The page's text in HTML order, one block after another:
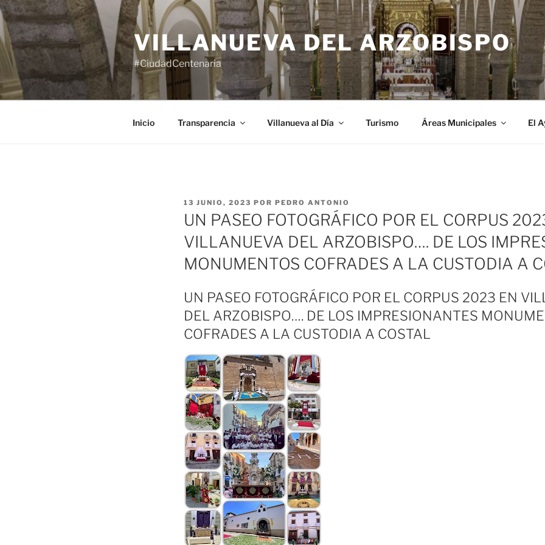
Saltar
al
contenido
VILLANUEVA DEL ARZOBISPO
#CiudadCentenaria
Inicio Transparencia Villanueva al Día Turismo Áreas Municipales El
PUBLICADO
EL
13 JUNIO, 2023 POR PEDRO ANTONIO
UN PASEO FOTOGRÁFICO POR EL CORPUS
VILLANUEVA DEL ARZOBISPO…. DE LOS
MONUMENTOS COFRADES A LA CUSTODIA A
UN PASEO FOTOGRÁFICO POR EL CORPUS 2023 EN
DEL ARZOBISPO…. DE LOS IMPRESIONANTES
COFRADES A LA CUSTODIA A COSTAL